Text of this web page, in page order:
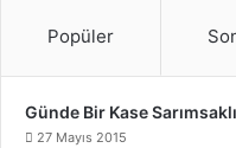
Popüler
Günde Bir Kase
27 Mayıs 2015